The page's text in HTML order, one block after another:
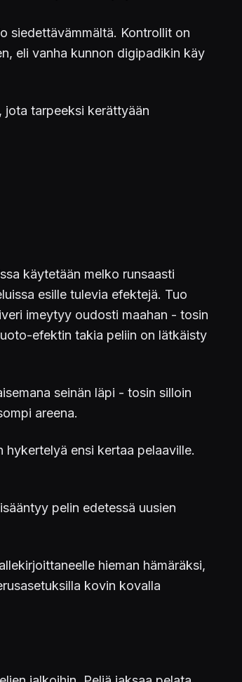
siedettävämmältä. Kontrollit on
eli vanha kunnon digipadikin käy
jota tarpeeksi kerättyään
käytetään melko runsaasti
esille tulevia efektejä. Tuo
imeytyy oudosti maahan - tosin
efektin takia peliin on lätkäisty
seinän läpi - tosin silloin
areena.
hykertelyä ensi kertaa pelaaville.
pelin edetessä uusien
hieman hämäräksi,
kovin kovalla